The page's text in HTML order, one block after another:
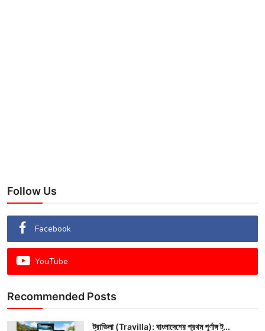
Follow Us
Facebook
YouTube
Recommended Posts
ট্রাভিলা (Travilla): বাংলাদেশের প্রথম পূর্ণাঙ্গ ট্...